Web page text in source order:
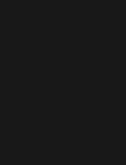
link)
(external link)
(external